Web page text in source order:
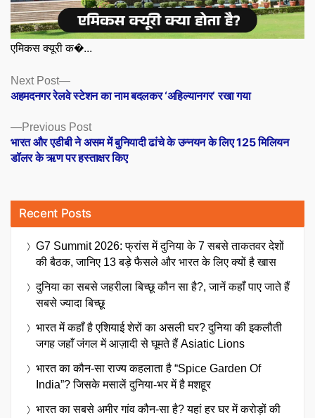
एमिकस क्यूरी क�...
Posts
navigation
Previous PostPrevious
post:
भारत और एडीबी ने असम में बुनियादी ढांचे के उन्नयन के लिए 125 मिलियन
डॉलर के ऋण पर हस्ताक्षर किए
Next Post
Next
post:
अहमदनगर रेलवे स्टेशन का नाम बदलकर ‘अहिल्यानगर’ रखा गया
Recent Posts
G7 Summit 2026: फ्रांस में दुनिया के 7 सबसे ताकतवर देशों
की बैठक, जानिए 13 बड़े फैसले और भारत के लिए क्यों है खास
दुनिया का सबसे जहरीला बिच्छू कौन सा है?, जानें कहाँ पाए जाते हैं
सबसे ज्यादा बिच्छू
भारत में कहाँ है एशियाई शेरों का असली घर? दुनिया की इकलौती
जगह जहाँ जंगल में आज़ादी से घूमते हैं Asiatic Lions
भारत का कौन-सा राज्य कहलाता है “Spice Garden Of
India”? जिसके मसालें दुनिया-भर में है मशहूर
भारत का सबसे अमीर गांव कौन-सा है? यहां हर घर में करोड़ों की